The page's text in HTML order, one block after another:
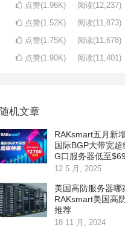
点赞(1.96K) 阅读(12,237)
点赞(1.52K) 阅读(11,873)
点赞(1.75K) 阅读(11,678)
点赞(1.90K) 阅读(11,401)
随机文章
RAKsmart五月新
国际BGP大带宽超
G口服务器低至
12 5 月, 2025
美国高防服务器哪
RAKsmart美国高
推荐
18 11 月, 2024